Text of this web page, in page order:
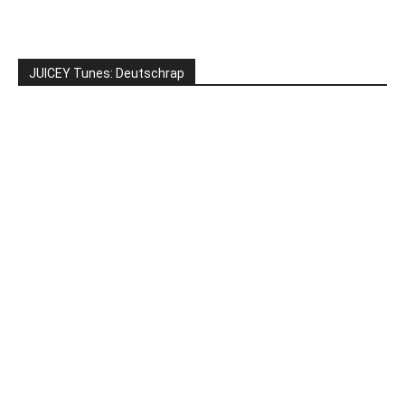
JUICEY Tunes: Deutschrap